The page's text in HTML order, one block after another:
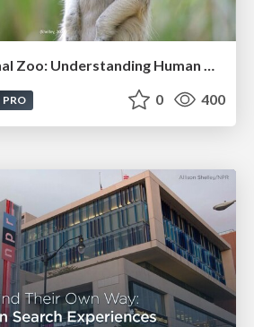
The Organizational Zoo: Understanding Human Behavior Agility Through Metaphoric Constructive Conversations (based on the works of Arthur Shelley, Ph.D)
PRO 0 400